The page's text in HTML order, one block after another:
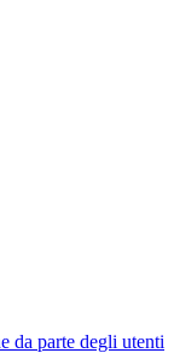
da parte degli utenti